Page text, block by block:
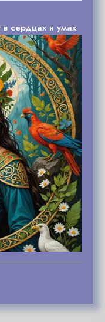
сердцах и умах